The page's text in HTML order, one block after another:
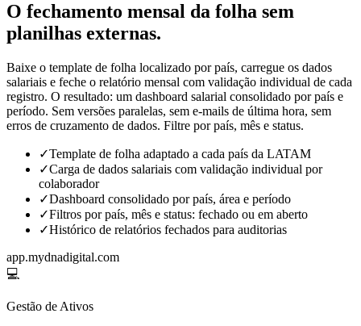
O fechamento mensal da folha sem
planilhas externas.
Baixe o template de folha localizado por país, carregue os dados
salariais e feche o relatório mensal com validação individual de cada
registro. O resultado: um dashboard salarial consolidado por país e
período. Sem versões paralelas, sem e-mails de última hora, sem
erros de cruzamento de dados. Filtre por país, mês e status.
✓Template de folha adaptado a cada país da LATAM
✓Carga de dados salariais com validação individual por
colaborador
✓Dashboard consolidado por país, área e período
✓Filtros por país, mês e status: fechado ou em aberto
✓Histórico de relatórios fechados para auditorias
app.mydnadigital.com
💻
Gestão de Ativos